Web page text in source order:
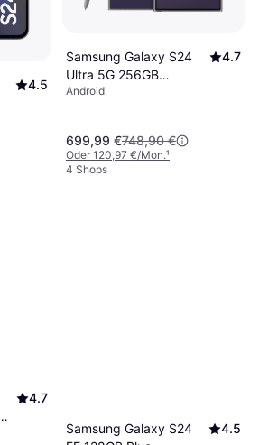
4.5
Samsung Galaxy S24
Ultra 5G 256GB
Titanium Violet
4.7
Android
699,99 €748,90 €
Oder 120,97 €/Mon.¹
4 Shops
4.7
Samsung Galaxy S24
4.5